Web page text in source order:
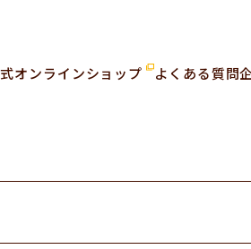
オンラインショップ よくある質問